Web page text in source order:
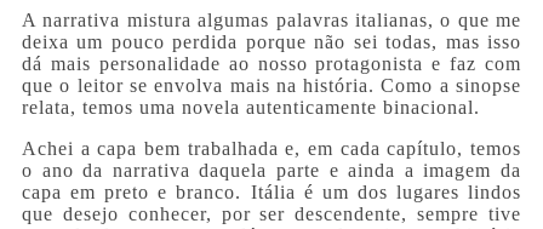
A narrativa mistura algumas palavras italianas, o que me
deixa um pouco perdida porque não sei todas, mas isso
dá mais personalidade ao nosso protagonista e faz com
que o leitor se envolva mais na história. Como a sinopse
relata, temos uma novela autenticamente binacional.
Achei a capa bem trabalhada e, em cada capítulo, temos
o ano da narrativa daquela parte e ainda a imagem da
capa em preto e branco. Itália é um dos lugares lindos
que desejo conhecer, por ser descendente, sempre tive